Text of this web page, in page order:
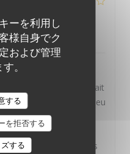
ーを利用し
様自身でク
および管理
。
する
を拒否する
する
ー:2/5 品質-価格
la pour mon
Mais cette fois ci on était
de spécial, même un peu
d’épaule
tout et la sauce trop
travail. Je me doutais
BAILLY